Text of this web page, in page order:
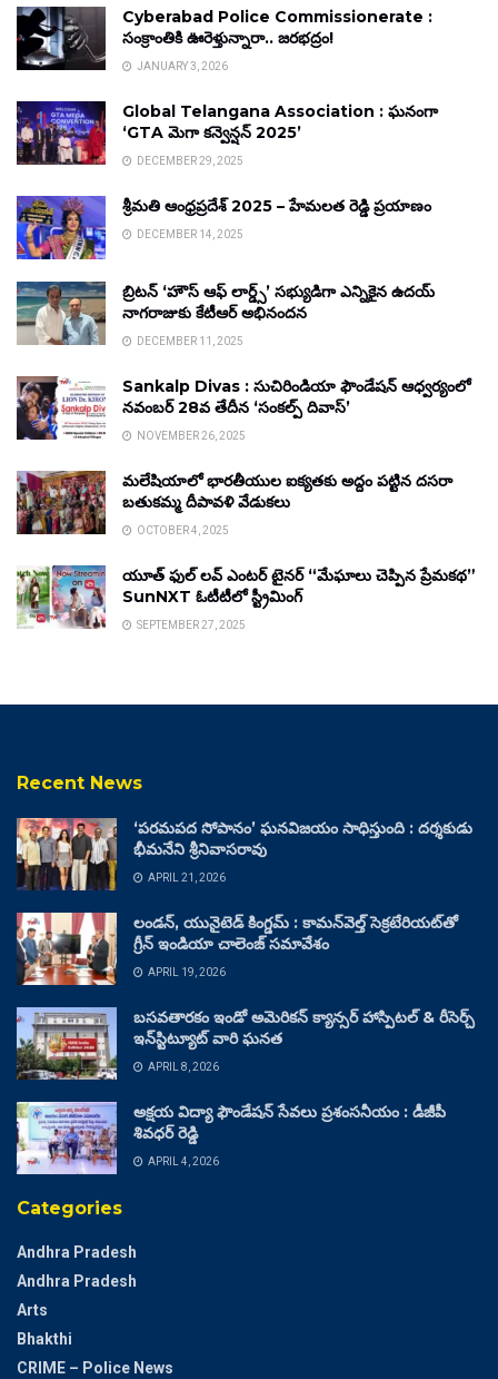
Cyberabad Police Commissionerate :
సంక్రాంతికి ఊరెళ్తున్నారా.. జరభద్రం!
JANUARY 3, 2026
Global Telangana Association : ఘనంగా
‘GTA మెగా కన్వెన్షన్ 2025’
DECEMBER 29, 2025
శ్రీమతి ఆంధ్రప్రదేశ్ 2025 – హేమలత రెడ్డి ప్రయాణం
DECEMBER 14, 2025
బ్రిటన్ ‘హౌస్ ఆఫ్ లార్డ్స్’ సభ్యుడిగా ఎన్నికైన ఉదయ్
నాగరాజుకు కేటీఆర్ అభినందన
DECEMBER 11, 2025
Sankalp Divas : సుచిరిండియా ఫౌండేషన్ ఆధ్వర్యంలో
నవంబర్ 28వ తేదీన ‘సంకల్ప్ దివాస్’
NOVEMBER 26, 2025
మలేషియాలో భారతీయుల ఐక్యతకు అద్దం పట్టిన దసరా
బతుకమ్మ దీపావళి వేడుకలు
OCTOBER 4, 2025
యూత్ ఫుల్ లవ్ ఎంటర్ టైనర్ “మేఘాలు చెప్పిన ప్రేమకథ”
SunNXT ఓటీటీలో స్ట్రీమింగ్
SEPTEMBER 27, 2025
Recent News
‘పరమపద సోపానం’ ఘనవిజయం సాధిస్తుంది : దర్శకుడు
భీమనేని శ్రీనివాసరావు
APRIL 21, 2026
లండన్, యునైటెడ్ కింగ్డమ్ : కామన్‌వెల్త్ సెక్రటేరియట్‌తో
గ్రీన్ ఇండియా చాలెంజ్ సమావేశం
APRIL 19, 2026
బసవతారకం ఇండో అమెరికన్ క్యాన్సర్ హాస్పిటల్ & రీసెర్చ్
ఇన్‌స్టిట్యూట్ వారి ఘనత
APRIL 8, 2026
అక్షయ విద్యా ఫౌండేషన్ సేవలు ప్రశంసనీయం : డీజీపీ
శివధర్ రెడ్డి
APRIL 4, 2026
Categories
Andhra Pradesh
Andhra Pradesh
Arts
Bhakthi
CRIME – Police News